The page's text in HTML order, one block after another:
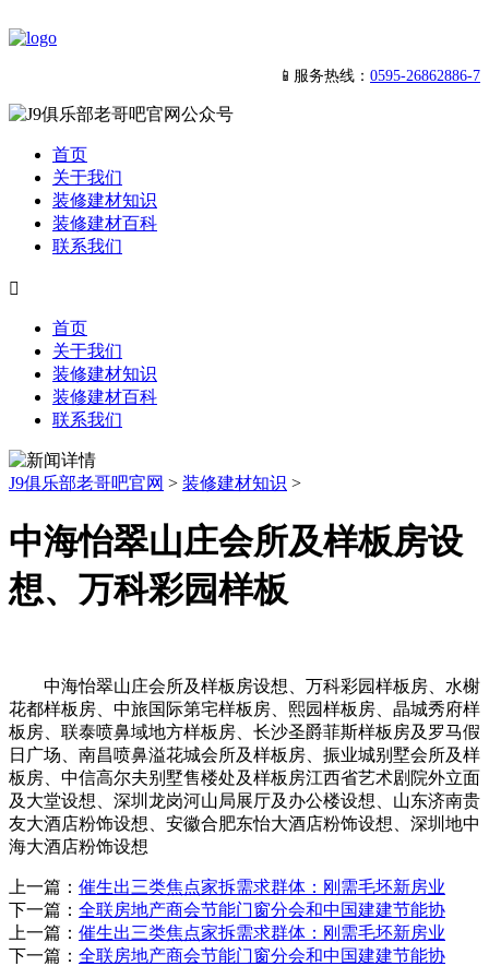
📱服务热线： 0595-26862886-7
首页
关于我们
装修建材知识
装修建材百科
联系我们

首页
关于我们
装修建材知识
装修建材百科
联系我们
J9俱乐部老哥吧官网 > 装修建材知识 >
中海怡翠山庄会所及样板房设
想、万科彩园样板
中海怡翠山庄会所及样板房设想、万科彩园样板房、水榭
花都样板房、中旅国际第宅样板房、熙园样板房、晶城秀府样
板房、联泰喷鼻域地方样板房、长沙圣爵菲斯样板房及罗马假
日广场、南昌喷鼻溢花城会所及样板房、振业城别墅会所及样
板房、中信高尔夫别墅售楼处及样板房江西省艺术剧院外立面
及大堂设想、深圳龙岗河山局展厅及办公楼设想、山东济南贵
友大酒店粉饰设想、安徽合肥东怡大酒店粉饰设想、深圳地中
海大酒店粉饰设想
上一篇： 催生出三类焦点家拆需求群体：刚需毛坯新房业
下一篇： 全联房地产商会节能门窗分会和中国建建节能协
上一篇： 催生出三类焦点家拆需求群体：刚需毛坯新房业
下一篇： 全联房地产商会节能门窗分会和中国建建节能协